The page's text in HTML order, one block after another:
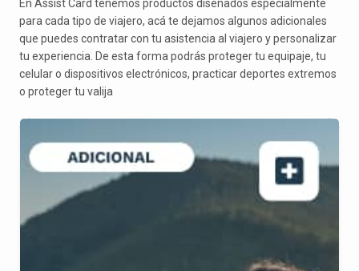
En Assist Card tenemos productos diseñados especialmente
para cada tipo de viajero, acá te dejamos algunos adicionales
que puedes contratar con tu asistencia al viajero y personalizar
tu experiencia. De esta forma podrás proteger tu equipaje, tu
celular o dispositivos electrónicos, practicar deportes extremos
o proteger tu valija